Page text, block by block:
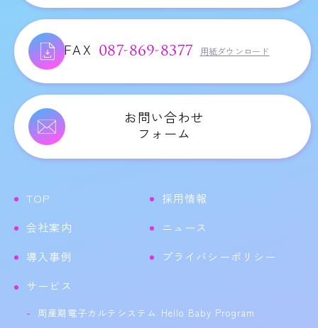
FAX 087-869-8377 用紙ダウンロード
お問い合わせ
フォーム
TOP
会社案内
導入事例
採用情報
ニュース
プライバシーポリシー
サービス
周産期電子カルテシステム Hello Baby Program